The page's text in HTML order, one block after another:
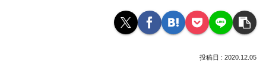
2020.12.05